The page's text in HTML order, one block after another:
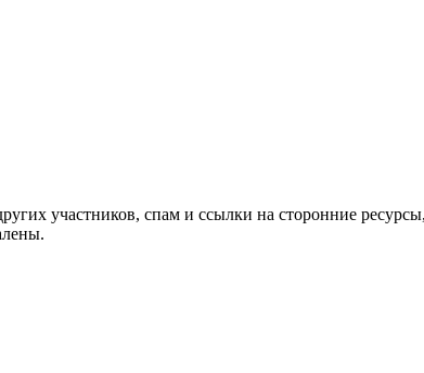
участников, спам и ссылки на сторонние